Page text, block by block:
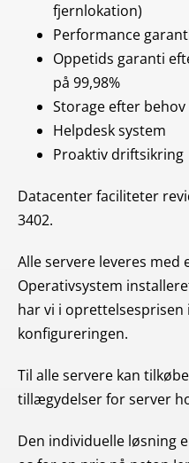
fjernlokation)
Performance
Oppetids garanti
på 99,98%
Storage efter behov
Helpdesk system
Proaktiv driftsikring
Datacenter faciliteter
3402.
Alle servere leveres med
Operativsystem
har vi i oprettelsesprisen
konfigureringen.
Til alle servere kan
tillægydelser for server
Den individuelle løsning